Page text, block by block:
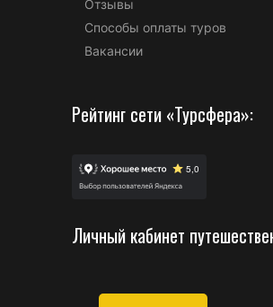
Отзывы
Способы оплаты туров
Вакансии
Рейтинг сети «Турсфера»:
Личный кабинет